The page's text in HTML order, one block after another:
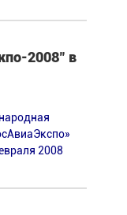
2008" в
2008